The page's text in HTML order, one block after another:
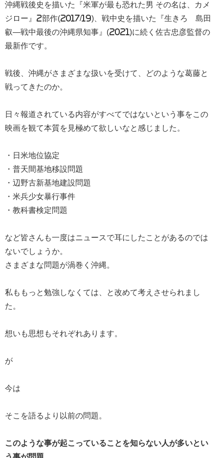
沖縄戦後史を描いた『米軍が最も恐れた男 その名は、カメ
ジロー』2部作(2017/19)、戦中史を描いた『生きろ 島田
叡―戦中最後の沖縄県知事』(2021)に続く佐古忠彦監督の
最新作です。
戦後、沖縄がさまざまな扱いを受けて、どのような葛藤と
戦ってきたのか。
日々報道されている内容がすべてではないという事をこの
映画を観て本質を見極めて欲しいなと感じました。
・日米地位協定
・普天間基地移設問題
・辺野古新基地建設問題
・米兵少女暴行事件
・教科書検定問題
など皆さんも一度はニュースで耳にしたことがあるのでは
ないでしょうか。
さまざまな問題が渦巻く沖縄。
私ももっと勉強しなくては、と改めて考えさせられまし
た。
想いも思想もそれぞれあります。
が
今は
そこを語るより以前の問題。
このような事が起こっていることを知らない人が多いとい